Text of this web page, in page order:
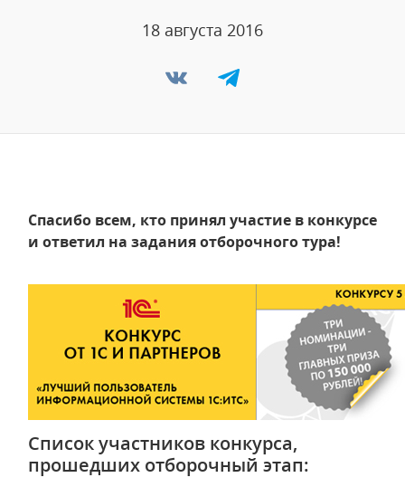
18 августа 2016
Спасибо всем, кто принял участие в конкурсе
и ответил на задания отборочного тура!
Список участников конкурса,
прошедших отборочный этап: